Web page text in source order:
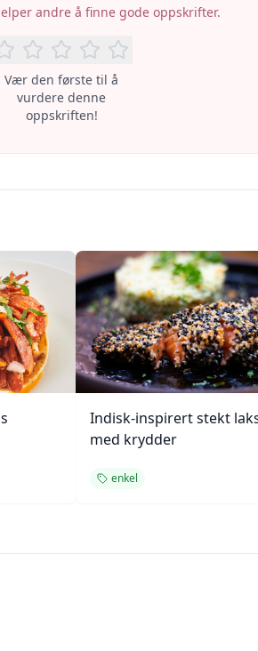
andre å finne gode oppskrifter.
Vær den første til å
vurdere denne
oppskriften!
Indisk-inspirert stekt
med krydder
enkel